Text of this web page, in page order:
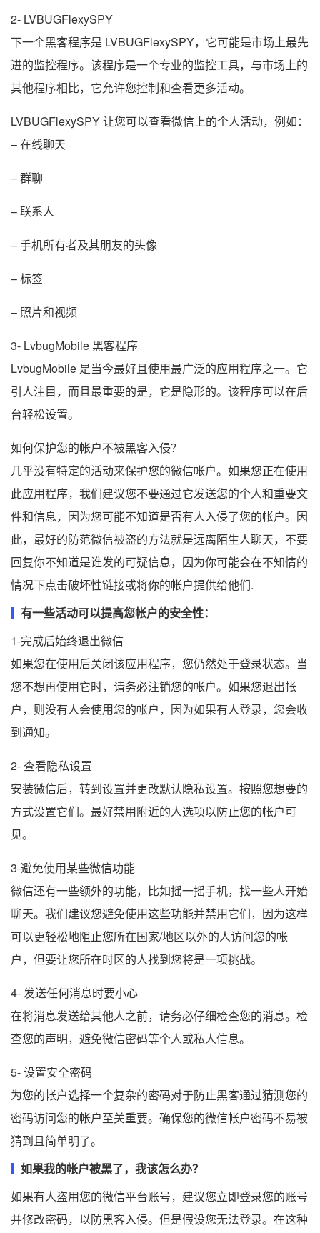
2- LVBUGFlexySPY
下一个黑客程序是 LVBUGFlexySPY，它可能是市场上最先
进的监控程序。该程序是一个专业的监控工具，与市场上的
其他程序相比，它允许您控制和查看更多活动。
LVBUGFlexySPY 让您可以查看微信上的个人活动，例如：
– 在线聊天
– 群聊
– 联系人
– 手机所有者及其朋友的头像
– 标签
– 照片和视频
3- LvbugMobile 黑客程序
LvbugMobile 是当今最好且使用最广泛的应用程序之一。它
引人注目，而且最重要的是，它是隐形的。该程序可以在后
台轻松设置。
如何保护您的帐户不被黑客入侵？
几乎没有特定的活动来保护您的微信帐户。如果您正在使用
此应用程序，我们建议您不要通过它发送您的个人和重要文
件和信息，因为您可能不知道是否有人入侵了您的帐户。因
此，最好的防范微信被盗的方法就是远离陌生人聊天，不要
回复你不知道是谁发的可疑信息，因为你可能会在不知情的
情况下点击破坏性链接或将你的帐户提供给他们.
有一些活动可以提高您帐户的安全性：
1-完成后始终退出微信
如果您在使用后关闭该应用程序，您仍然处于登录状态。当
您不想再使用它时，请务必注销您的帐户。如果您退出帐
户，则没有人会使用您的帐户，因为如果有人登录，您会收
到通知。
2- 查看隐私设置
安装微信后，转到设置并更改默认隐私设置。按照您想要的
方式设置它们。最好禁用附近的人选项以防止您的帐户可
见。
3-避免使用某些微信功能
微信还有一些额外的功能，比如摇一摇手机，找一些人开始
聊天。我们建议您避免使用这些功能并禁用它们，因为这样
可以更轻松地阻止您所在国家/地区以外的人访问您的帐
户，但要让您所在时区的人找到您将是一项挑战。
4- 发送任何消息时要小心
在将消息发送给其他人之前，请务必仔细检查您的消息。检
查您的声明，避免微信密码等个人或私人信息。
5- 设置安全密码
为您的帐户选择一个复杂的密码对于防止黑客通过猜测您的
密码访问您的帐户至关重要。确保您的微信帐户密码不易被
猜到且简单明了。
如果我的帐户被黑了，我该怎么办？
如果有人盗用您的微信平台账号，建议您立即登录您的账号
并修改密码，以防黑客入侵。但是假设您无法登录。在这种